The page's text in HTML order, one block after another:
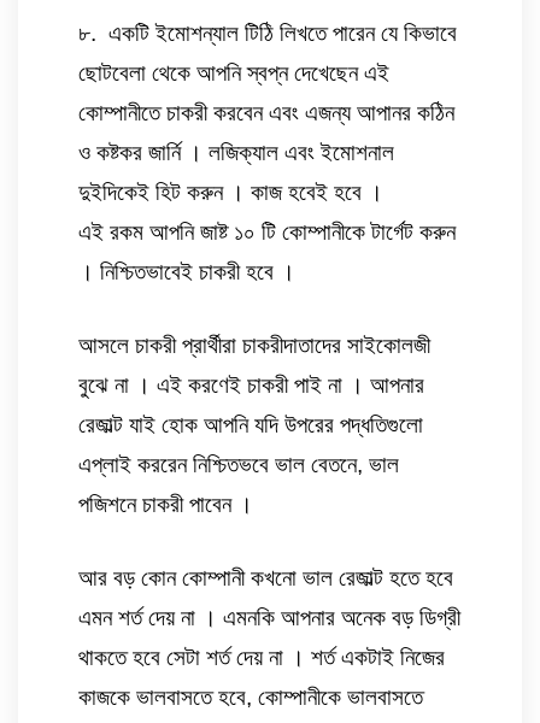
৮.  একটি ইমোশন্যাল টিঠি লিখতে পারেন যে কিভাবে
ছোটবেলা থেকে আপনি স্বপ্ন দেখেছেন এই
কোম্পানীতে চাকরী করবেন এবং এজন্য আপানর কঠিন
ও কষ্টকর জার্নি । লজিক্যাল এবং ইমোশনাল
দুইদিকেই হিট করুন । কাজ হবেই হবে ।
এই রকম আপনি জাষ্ট ১০ টি কোম্পানীকে টার্গেট করুন
। নিশ্চিতভাবেই চাকরী হবে ।
আসলে চাকরী প্রার্থীরা চাকরীদাতাদের সাইকোলজী
বুঝে না । এই করণেই চাকরী পাই না । আপনার
রেজাল্ট যাই হোক আপনি যদি উপরের পদ্ধতিগুলো
এপ্লাই কররেন নিশ্চিতভবে ভাল বেতনে, ভাল
পজিশনে চাকরী পাবেন ।
আর বড় কোন কোম্পানী কখনো ভাল রেজাল্ট হতে হবে
এমন শর্ত দেয় না । এমনকি আপনার অনেক বড় ডিগ্রী
থাকতে হবে সেটা শর্ত দেয় না । শর্ত একটাই নিজের
কাজকে ভালবাসতে হবে, কোম্পানীকে ভালবাসতে